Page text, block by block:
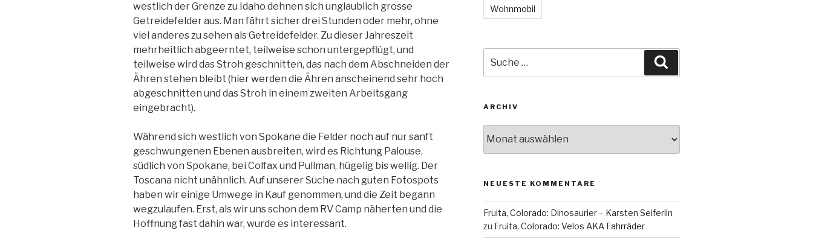
westlich der Grenze zu Idaho dehnen sich unglaublich grosse
Getreidefelder aus. Man fährt sicher drei Stunden oder mehr, ohne
viel anderes zu sehen als Getreidefelder. Zu dieser Jahreszeit
mehrheitlich abgeerntet, teilweise schon untergepflügt, und
teilweise wird das Stroh geschnitten, das nach dem Abschneiden der
Ähren stehen bleibt (hier werden die Ähren anscheinend sehr hoch
abgeschnitten und das Stroh in einem zweiten Arbeitsgang
eingebracht).
Während sich westlich von Spokane die Felder noch auf nur sanft
geschwungenen Ebenen ausbreiten, wird es Richtung Palouse,
südlich von Spokane, bei Colfax und Pullman, hügelig bis wellig. Der
Toscana nicht unähnlich. Auf unserer Suche nach guten Fotospots
haben wir einige Umwege in Kauf genommen, und die Zeit begann
wegzulaufen. Erst, als wir uns schon dem RV Camp näherten und die
Hoffnung fast dahin war, wurde es interessant.
Wohnmobil
nach:
ARCHIV
NEUESTE KOMMENTARE
Fruita, Colorado: Dinosaurier – Karsten Seiferlin
zu Fruita, Colorado: Velos AKA Fahrräder